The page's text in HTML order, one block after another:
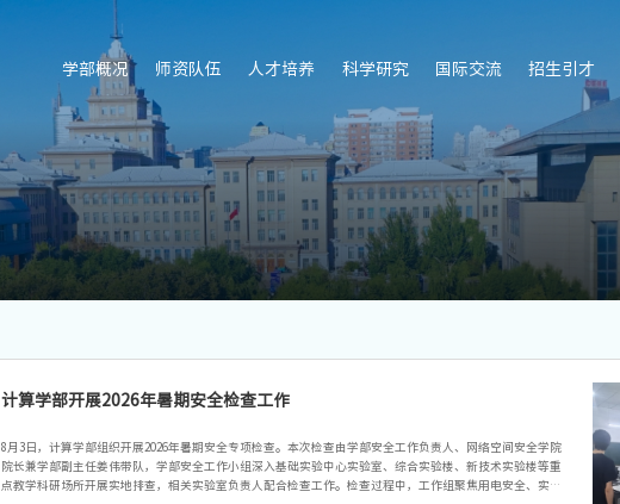
学部概况 师资队伍 人才培养 科学研究 国际交流 招生引才
计算学部开展2026年暑期安全检查工作
8月3日，计算学部组织开展2026年暑期安全专项检查。本次检查由学部安全工作负责人、网络空间安全学院
院长兼学部副主任姜伟带队，学部安全工作小组深入基础实验中心实验室、综合实验楼、新技术实验楼等重
点教学科研场所开展实地排查，相关实验室负责人配合检查工作。检查过程中，工作组聚焦用电安全、实验